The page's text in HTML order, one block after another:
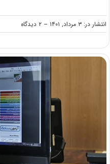
انتشار در: ۳ مرداد, ۱۴۰۱ -- ۲ دیدگاه
on
اعلام
راه
یافتگان
به
مرحله
نهایی
المپیاد
علمی
۱۴۰۱